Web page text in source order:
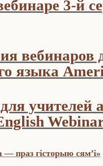
3-й
вебинаров
языка
учителей
праз гісторыю сям’і»